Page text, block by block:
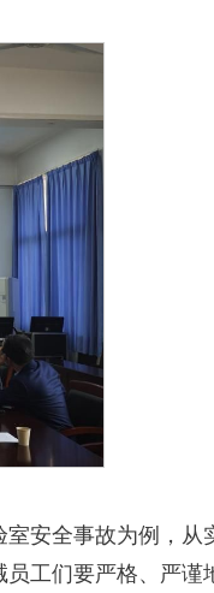
安全事故为例，从
工们要严格、严谨